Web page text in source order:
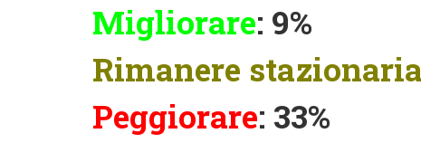
Migliorare: 9%
Rimanere stazionaria
Peggiorare: 33%